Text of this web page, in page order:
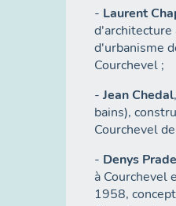
- Laurent
d'architecture
d'urbanisme
Courchevel ;
-Jean Chedal
bains),
Courchevel
- Denys
à Courchevel
1958,